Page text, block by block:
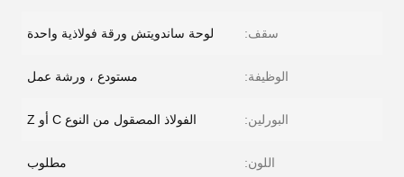
سقف: لوحة ساندويتش ورقة فولاذية واحدة
الوظيفة: مستودع ، ورشة عمل
البورلين: الفولاذ المصقول من النوع C أو Z
اللون: مطلوب